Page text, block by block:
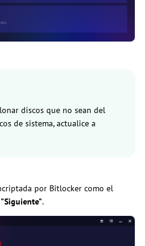
discos que no sean del
de sistema, actualice a
por Bitlocker como el
"Siguiente".